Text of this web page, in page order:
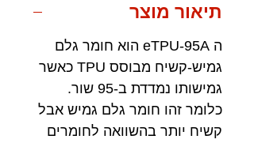
תיאור מוצר
ה eTPU-95A הוא חומר גלם
גמיש-קשיח מבוסס TPU כאשר
גמישותו נמדדת ב-95 שור.
כלומר זהו חומר גלם גמיש אבל
קשיח יותר בהשוואה לחומרים